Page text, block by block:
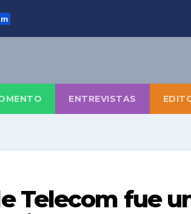
ENTREVISTAS
Telecom fue